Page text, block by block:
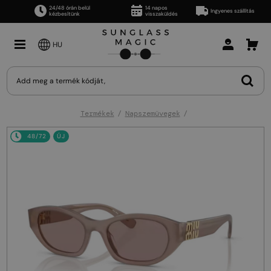
24/48 órán belül
kézbesítünk
14 napos
visszaküldés
Ingyenes szállítás
HU
Termékek Napszemüvegek
48/72 ÚJ